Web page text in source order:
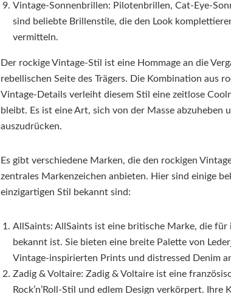
Vintage-Sonnenbrillen: Pilotenbrillen, Cat-Eye-
sind beliebte Brillenstile, die den Look
vermitteln.
Der rockige Vintage-Stil ist eine Hommage an die
rebellischen Seite des Trägers. Die Kombination aus
Vintage-Details verleiht diesem Stil eine zeitlose
bleibt. Es ist eine Art, sich von der Masse
auszudrücken.
Es gibt verschiedene Marken, die den rockigen
zentrales Markenzeichen anbieten. Hier sind einige
einzigartigen Stil bekannt sind:
AllSaints: AllSaints ist eine britische Marke, die
bekannt ist. Sie bieten eine breite Palette von
Vintage-inspirierten Prints und distressed Denim
Zadig & Voltaire: Zadig & Voltaire ist eine
Rock’n’Roll-Stil und edlem Design verkörpert.